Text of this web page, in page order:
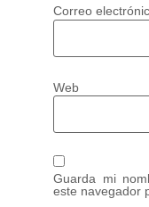
Correo
Web
Guarda mi
este navegador